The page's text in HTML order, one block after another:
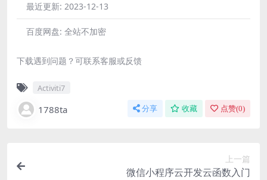
最近更新: 2023-12-13
百度网盘: 全站不加密
下载遇到问题？可联系客服或反馈
Activiti7
1788ta 分享 收藏 点赞(0)
上一篇
微信小程序云开发云函数入门